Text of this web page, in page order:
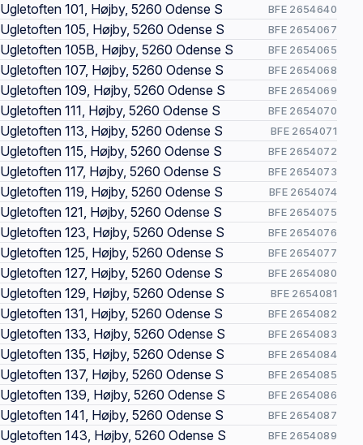
Ugletoften 101, Højby, 5260 Odense S BFE 2654640
Ugletoften 105, Højby, 5260 Odense S BFE 2654067
Ugletoften 105B, Højby, 5260 Odense S BFE 2654065
Ugletoften 107, Højby, 5260 Odense S BFE 2654068
Ugletoften 109, Højby, 5260 Odense S BFE 2654069
Ugletoften 111, Højby, 5260 Odense S BFE 2654070
Ugletoften 113, Højby, 5260 Odense S BFE 2654071
Ugletoften 115, Højby, 5260 Odense S BFE 2654072
Ugletoften 117, Højby, 5260 Odense S BFE 2654073
Ugletoften 119, Højby, 5260 Odense S BFE 2654074
Ugletoften 121, Højby, 5260 Odense S BFE 2654075
Ugletoften 123, Højby, 5260 Odense S BFE 2654076
Ugletoften 125, Højby, 5260 Odense S BFE 2654077
Ugletoften 127, Højby, 5260 Odense S BFE 2654080
Ugletoften 129, Højby, 5260 Odense S BFE 2654081
Ugletoften 131, Højby, 5260 Odense S BFE 2654082
Ugletoften 133, Højby, 5260 Odense S BFE 2654083
Ugletoften 135, Højby, 5260 Odense S BFE 2654084
Ugletoften 137, Højby, 5260 Odense S BFE 2654085
Ugletoften 139, Højby, 5260 Odense S BFE 2654086
Ugletoften 141, Højby, 5260 Odense S BFE 2654087
Ugletoften 143, Højby, 5260 Odense S BFE 2654089